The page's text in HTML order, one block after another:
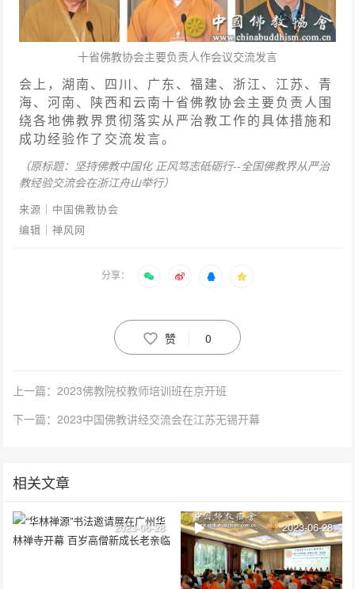
十省佛教协会主要负责人作会议交流发言
会上，湖南、四川、广东、福建、浙江、江苏、青
海、河南、陕西和云南十省佛教协会主要负责人围
绕各地佛教界贯彻落实从严治教工作的具体措施和
成功经验作了交流发言。
（原标题：坚持佛教中国化 正风笃志砥砺行--全国佛教界从严治
教经验交流会在浙江舟山举行）
来源｜中国佛教协会
编辑｜禅风网
分享：
赞 0
上一篇：2023佛教院校教师培训班在京开班
下一篇：2023中国佛教讲经交流会在江苏无锡开幕
相关文章
2023-06-28 2023-06-28